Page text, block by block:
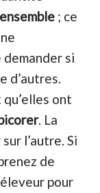
; ce
demander si
d’autres.
ont
. La
l’autre. Si
de
pour